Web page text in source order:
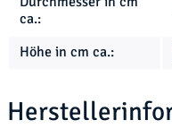
ca.:
Höhe in cm ca.: